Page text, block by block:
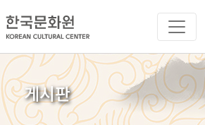
게시판